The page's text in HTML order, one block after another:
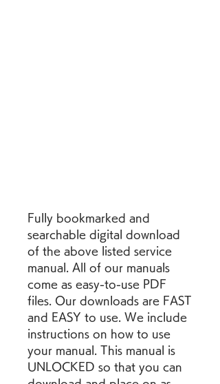
Fully bookmarked and
searchable digital download
of the above listed service
manual. All of our manuals
come as easy-to-use PDF
files. Our downloads are FAST
and EASY to use. We include
instructions on how to use
your manual. This manual is
UNLOCKED so that you can